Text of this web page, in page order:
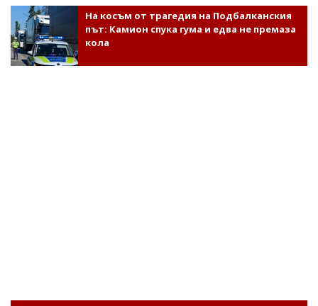
На косъм от трагедия на Подбалканския
път: Камион спука гума и едва не премаза
кола